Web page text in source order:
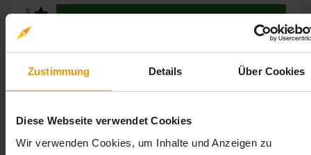
Zustimmung Details Über Cookies
Diese Webseite verwendet Cookies
Wir verwenden Cookies, um Inhalte und Anzeigen zu
5stars: 1
Bewertungen
4
2stars: 0
Bewertungen
0
Bewertungen